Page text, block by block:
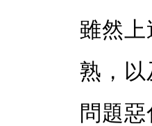
雖然
熟，
問題惡